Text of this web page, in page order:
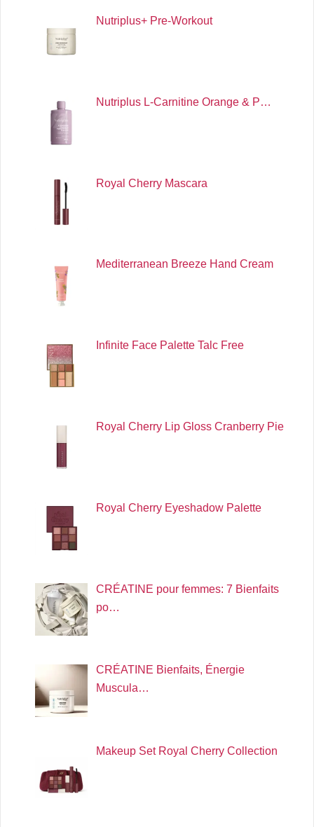
Nutriplus+ Pre-Workout
Nutriplus L-Carnitine Orange & P…
Royal Cherry Mascara
Mediterranean Breeze Hand Cream
Infinite Face Palette Talc Free
Royal Cherry Lip Gloss Cranberry Pie
Royal Cherry Eyeshadow Palette
CRÉATINE pour femmes: 7 Bienfaits
po…
CRÉATINE Bienfaits, Énergie
Muscula…
Makeup Set Royal Cherry Collection